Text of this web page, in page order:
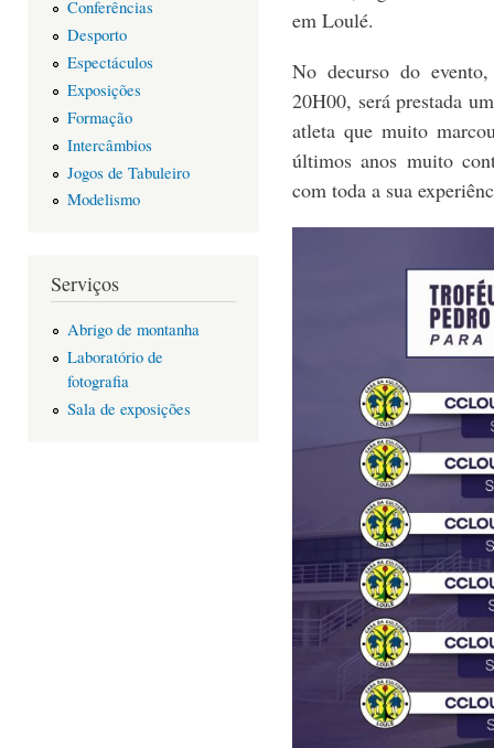
Conferências
Desporto
Espectáculos
Exposições
Formação
Intercâmbios
Jogos de Tabuleiro
Modelismo
Serviços
Abrigo de montanha
Laboratório de
fotografia
Sala de exposições
em Loulé.
No decurso do
20H00, será prestada
atleta que muito
últimos anos muito
com toda a sua